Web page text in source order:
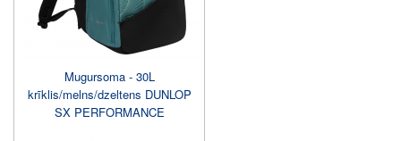
Mugursoma - 30L
krīklis/melns/dzeltens DUNLOP
SX PERFORMANCE